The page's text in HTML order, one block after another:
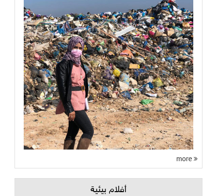
أفلام بيئية